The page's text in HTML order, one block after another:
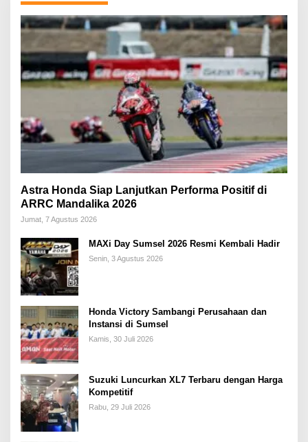
Astra Honda Siap Lanjutkan Performa Positif di
ARRC Mandalika 2026
Jumat, 7 Agustus 2026
MAXi Day Sumsel 2026 Resmi Kembali Hadir
Senin, 3 Agustus 2026
Honda Victory Sambangi Perusahaan dan
Instansi di Sumsel
Kamis, 30 Juli 2026
Suzuki Luncurkan XL7 Terbaru dengan Harga
Kompetitif
Rabu, 29 Juli 2026